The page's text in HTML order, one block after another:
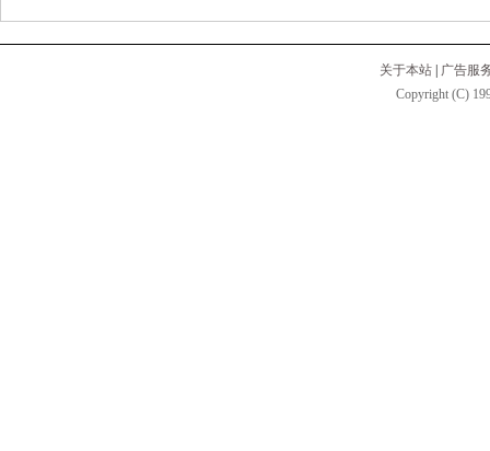
关于本站 | 广告服
Copyright (C)